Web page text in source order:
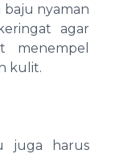
baju nyaman
agar
menempel
kulit.
juga harus